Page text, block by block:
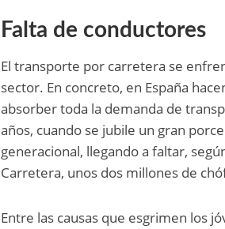
Falta de conductores
El transporte por carretera se
sector. En concreto, en España
absorber toda la demanda de
años, cuando se jubile un gran
generacional, llegando a faltar,
Carretera, unos dos millones de
Entre las causas que esgrimen los